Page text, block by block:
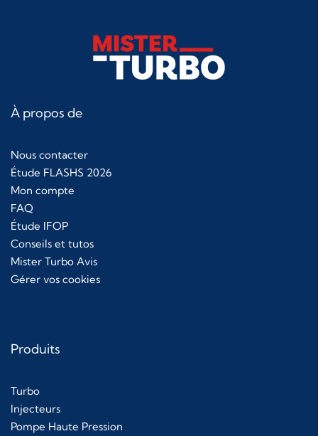
À propos de
Nous contacter
Étude FLASHS 2026
Mon compte
FAQ
Étude IFOP
Conseils et tutos
Mister Turbo Avis
Gérer vos cookies
Produits
Turbo
Injecteurs
Pompe Haute Pression